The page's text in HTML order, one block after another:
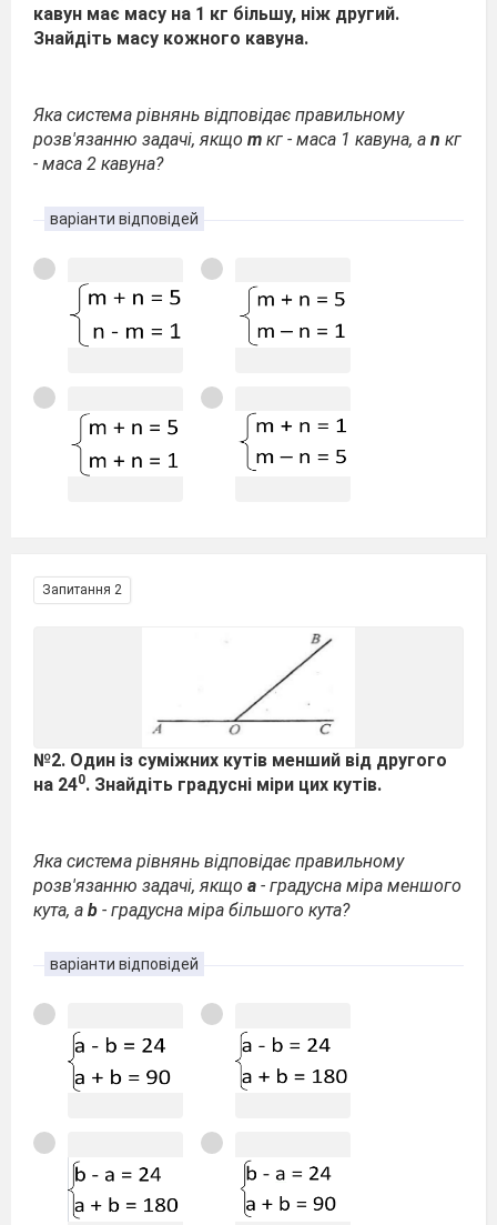
кавун має масу на 1 кг більшу, ніж другий.
Знайдіть масу кожного кавуна.
Яка система рівнянь відповідає правильному
розв'язанню задачі, якщо m кг - маса 1 кавуна, а n кг
- маса 2 кавуна?
варіанти відповідей
Запитання 2
№2. Один із суміжних кутів менший від другого
на 240. Знайдіть градусні міри цих кутів.
Яка система рівнянь відповідає правильному
розв'язанню задачі, якщо a - градусна міра меншого
кута, а b - градусна міра більшого кута?
варіанти відповідей